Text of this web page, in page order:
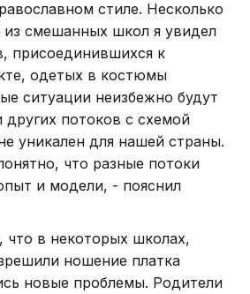
стиле. Несколько
из смешанных школ я увидел
присоединившихся к
одетых в костюмы
ситуации неизбежно будут
других потоков с схемой
уникален для нашей страны.
что разные потоки
и модели, - пояснил
что в некоторых школах,
ношение платка
новые проблемы. Родители